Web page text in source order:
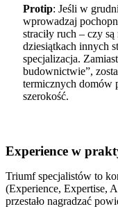
Protip: Jeśli w
wprowadzaj
straciły ruch – czy
dziesiątkach innych
specjalizacja.
budownictwie”,
termicznych domów
szerokość.
Experience w
Triumf specjalistów to
(Experience, Expertise,
przestało nagradzać